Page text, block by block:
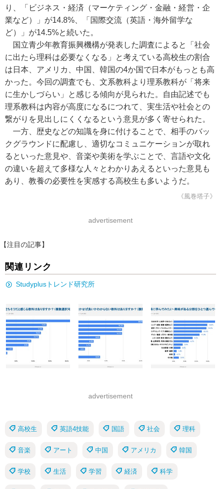
り、「ビジネス・経済（マーケティング・金融・経営・企
業など）」が14.8%、「国際交流（英語・海外留学な
ど）」が14.5%と続いた。
国立青少年教育振興機構が発表した調査によると「社会
に出たら理科は必要なくなる」と考えている高校生の割合
は日本、アメリカ、中国、韓国の4か国で日本がもっとも高
かった。今回の調査でも、文系教科より理系教科が「将来
に生かしづらい」と感じる傾向が見られた。自由記述でも
理系教科は内容が高度になるにつれて、実生活や社会との
繋がりを見出しにくくなるという意見が多く寄せられた。
一方、歴史などの知識を身に付けることで、相手のバッ
クグラウンドに配慮し、適切なコミュニケーションが取れ
るといった意見や、音楽や美術を学ぶことで、言語や文化
の違いを超えて多様な人々とわかりあえるといった意見も
あり、教養の必要性を実感する高校生も多いようだ。
《風巻塔子》
advertisement
【注目の記事】
関連リンク
Studyplusトレンド研究所
advertisement
高校生 英語4技能 国語 社会 理科
音楽 アート 中国 アメリカ 韓国
学校 生活 学習 経済 科学